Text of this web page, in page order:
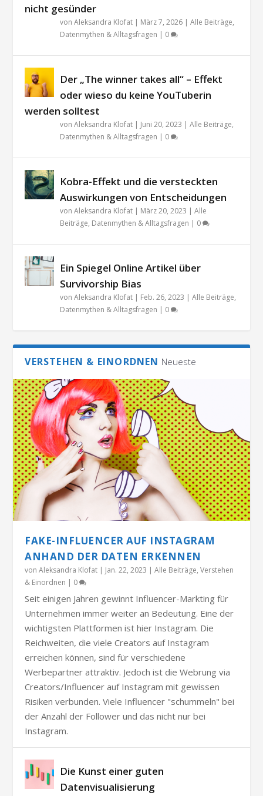
nicht gesünder
vonAleksandra Klofat | März 7, 2026 |Alle Beiträge,
Datenmythen & Alltagsfragen | 0
Der „The winner takes all“ – Effekt
oder wieso du keine YouTuberin
werden solltest
vonAleksandra Klofat | Juni 20, 2023 |Alle Beiträge,
Datenmythen & Alltagsfragen | 0
Kobra-Effekt und die versteckten
Auswirkungen von Entscheidungen
vonAleksandra Klofat | März 20, 2023 |Alle
Beiträge, Datenmythen & Alltagsfragen | 0
Ein Spiegel Online Artikel über
Survivorship Bias
vonAleksandra Klofat | Feb. 26, 2023 |Alle Beiträge,
Datenmythen & Alltagsfragen | 0
VERSTEHEN & EINORDNEN Neueste
FAKE-INFLUENCER AUF INSTAGRAM
ANHAND DER DATEN ERKENNEN
vonAleksandra Klofat | Jan. 22, 2023 |Alle Beiträge,Verstehen
& Einordnen | 0
Seit einigen Jahren gewinnt Influencer-Markting für
Unternehmen immer weiter an Bedeutung. Eine der
wichtigsten Plattformen ist hier Instagram. Die
Reichweiten, die viele Creators auf Instagram
erreichen können, sind für verschiedene
Werbepartner attraktiv. Jedoch ist die Webrung via
Creators/Influencer auf Instagram mit gewissen
Risiken verbunden. Viele Influencer "schummeln" bei
der Anzahl der Follower und das nicht nur bei
Instagram.
Die Kunst einer guten
Datenvisualisierung